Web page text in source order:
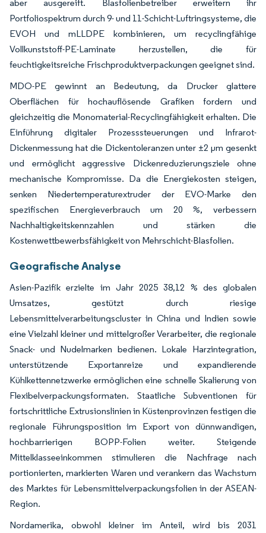
aber ausgereift. Blasfolienbetreiber erweitern ihr
Portfoliospektrum durch 9- und 11-Schicht-Luftringsysteme, die
EVOH und mLLDPE kombinieren, um recyclingfähige
Vollkunststoff-PE-Laminate herzustellen, die für
feuchtigkeitsreiche Frischproduktverpackungen geeignet sind.
MDO-PE gewinnt an Bedeutung, da Drucker glattere
Oberflächen für hochauflösende Grafiken fordern und
gleichzeitig die Monomaterial-Recyclingfähigkeit erhalten. Die
Einführung digitaler Prozesssteuerungen und Infrarot-
Dickenmessung hat die Dickentoleranzen unter ±2 µm gesenkt
und ermöglicht aggressive Dickenreduzierungsziele ohne
mechanische Kompromisse. Da die Energiekosten steigen,
senken Niedertemperaturextruder der EVO-Marke den
spezifischen Energieverbrauch um 20 %, verbessern
Nachhaltigkeitskennzahlen und stärken die
Kostenwettbewerbsfähigkeit von Mehrschicht-Blasfolien.
Geografische Analyse
Asien-Pazifik erzielte im Jahr 2025 38,12 % des globalen
Umsatzes, gestützt durch riesige
Lebensmittelverarbeitungscluster in China und Indien sowie
eine Vielzahl kleiner und mittelgroßer Verarbeiter, die regionale
Snack- und Nudelmarken bedienen. Lokale Harzintegration,
unterstützende Exportanreize und expandierende
Kühlkettennetzwerke ermöglichen eine schnelle Skalierung von
Flexibelverpackungsformaten. Staatliche Subventionen für
fortschrittliche Extrusionslinien in Küstenprovinzen festigen die
regionale Führungsposition im Export von dünnwandigen,
hochbarrierigen BOPP-Folien weiter. Steigende
Mittelklasseeinkommen stimulieren die Nachfrage nach
portionierten, markierten Waren und verankern das Wachstum
des Marktes für Lebensmittelverpackungsfolien in der ASEAN-
Region.
Nordamerika, obwohl kleiner im Anteil, wird bis 2031